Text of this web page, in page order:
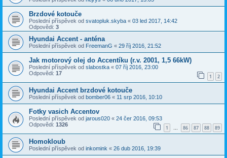
Brzdové kotouče
Poslední příspěvek od svatopluk.skyba « 03 led 2017, 14:42
Odpovědi: 3
Hyundai Accent - anténa
Poslední příspěvek od FreemanG « 29 říj 2016, 21:52
Jak motorový olej do Accentíku (r.v. 2001, 1,5 66kW)
Poslední příspěvek od slabostka « 07 říj 2016, 23:00
Odpovědi: 17 1 2
Hyundai Accent brzdové kotouče
Poslední příspěvek od bomber06 « 11 srp 2016, 10:10
Fotky vasich Accentov
Poslední příspěvek od jarous020 « 24 čer 2016, 09:53
Odpovědi: 1326 1 … 86 87 88 89
Homokloub
Poslední příspěvek od inkomink « 26 dub 2016, 19:39